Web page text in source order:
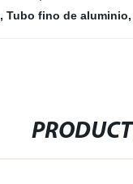
, Tubo fino de aluminio